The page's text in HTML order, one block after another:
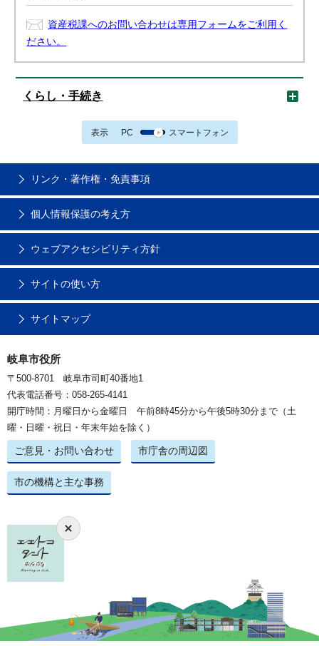
資産税課へのお問い合わせは専用フォームをご利用く
ださい。
くらし・手続き
表示 PC スマートフォン
リンク・著作権・免責事項
個人情報保護の考え方
ウェブアクセシビリティ方針
サイトの使い方
サイトマップ
岐阜市役所
〒500-8701 岐阜市司町40番地1
代表電話番号：058-265-4141
開庁時間：月曜日から金曜日 午前8時45分から午後5時30分まで（土
曜・日曜・祝日・年末年始を除く）
ご意見・お問い合わせ 市庁舎の周辺図
市の機構と主な事務